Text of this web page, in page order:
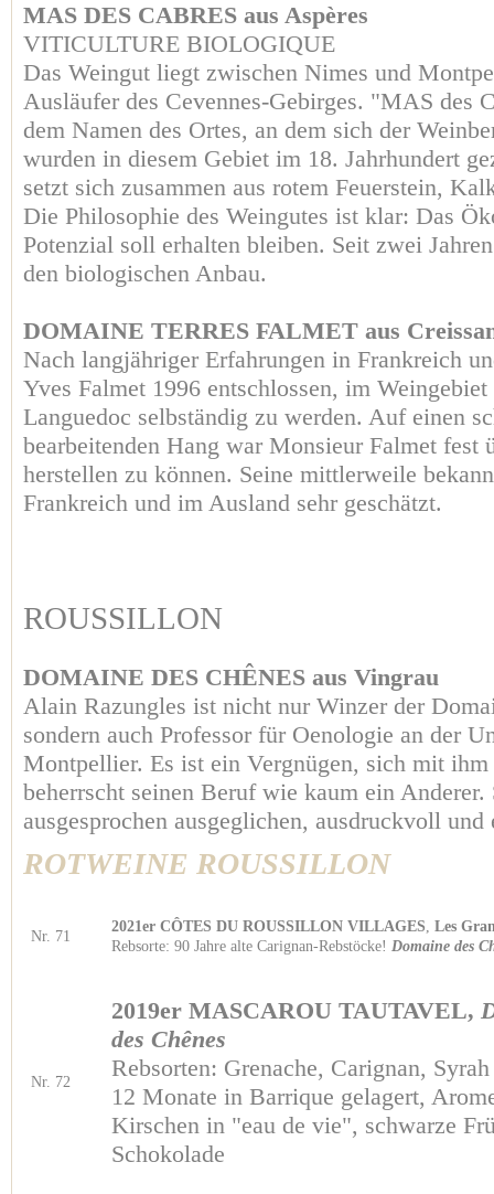
MAS DES CABRES aus Aspères
VITICULTURE BIOLOGIQUE
Das Weingut liegt zwischen Nimes und
Ausläufer des Cevennes-Gebirges. "MAS des
dem Namen des Ortes, an dem sich der
wurden in diesem Gebiet im 18. Jahrhundert
setzt sich zusammen aus rotem Feuerstein,
Die Philosophie des Weingutes ist klar: Das
Potenzial soll erhalten bleiben. Seit zwei
den biologischen Anbau.
DOMAINE TERRES FALMET aus
Nach langjähriger Erfahrungen in Frankreich
Yves Falmet 1996 entschlossen, im
Languedoc selbständig zu werden. Auf einen
bearbeitenden Hang war Monsieur Falmet fest
herstellen zu können. Seine mittlerweile
Frankreich und im Ausland sehr geschätzt.
ROUSSILLON
DOMAINE DES CHÊNES aus Vingrau
Alain Razungles ist nicht nur Winzer der
sondern auch Professor für Oenologie an der
Montpellier. Es ist ein Vergnügen, sich mit
beherrscht seinen Beruf wie kaum ein Anderer.
ausgesprochen ausgeglichen, ausdruckvoll und
ROTWEINE ROUSSILLON
Nr. 71
2021er CÔTES DU ROUSSILLON VILLAGES, Les
Rebsorte: 90 Jahre alte Carignan-Rebstöcke! Domaine des
Nr. 72
2019er MASCAROU TAUTAVEL,
des Chênes
Rebsorten: Grenache, Carignan, Syrah
12 Monate in Barrique gelagert,
Kirschen in "eau de vie", schwarze
Schokolade